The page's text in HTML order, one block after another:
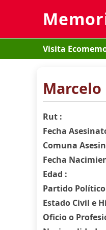
Visita
Marcelo
Rut :
Fecha
Comuna
Fecha
Edad :
Partido
Estado Civil e
Oficio o